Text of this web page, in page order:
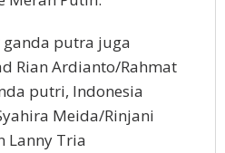
ganda putra juga
Rian Ardianto/Rahmat
putri, Indonesia
Meida/Rinjani
Lanny Tria